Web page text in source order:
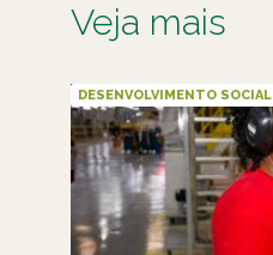
Veja mais
DESENVOLVIMENTO SOCIAL